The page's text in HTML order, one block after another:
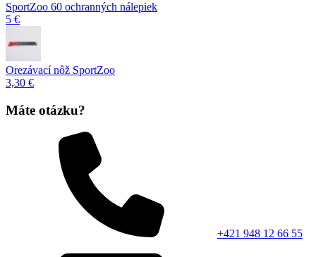
SportZoo 60 ochranných nálepiek
5 €
Orezávací nôž SportZoo
3,30 €
Máte otázku?
+421 948 12 66 55